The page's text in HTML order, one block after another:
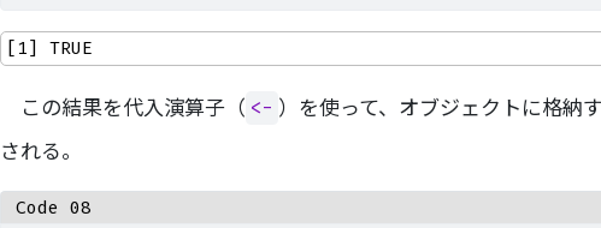
[1] TRUE
この結果を代入演算子（ <- ）を使って、オブジェクトに格納
される。
Code 08